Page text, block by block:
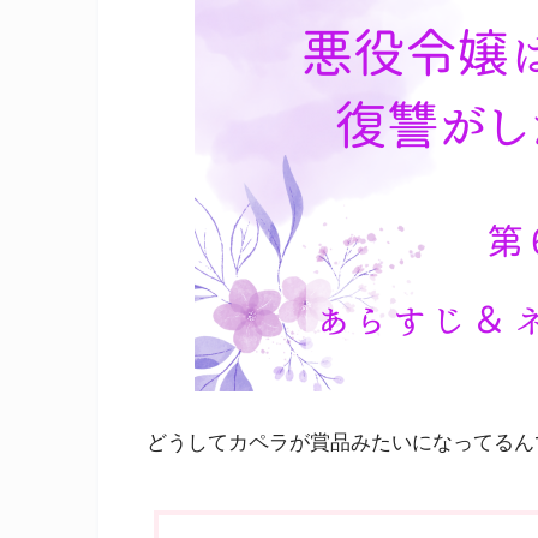
どうしてカペラが賞品みたいになってる